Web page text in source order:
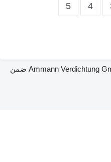
4
5
الرجاء العثور على معدات الوكيل Ammann Verdichtung GmbH ضمن